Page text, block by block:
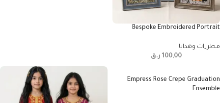
Bespoke Embroidered Portrait
مطرزات وهدايا
100,00 ر.ق
Empress Rose Crepe Graduation
Ensemble